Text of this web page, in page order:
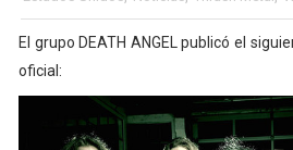
El grupo DEATH ANGEL publicó el
oficial: